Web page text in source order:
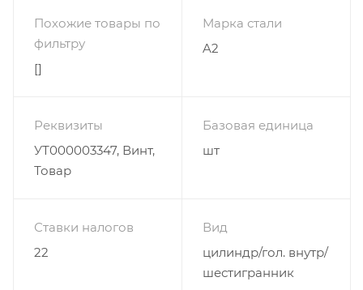
Похожие товары по
фильтру
[]
Марка стали
A2
Реквизиты
УТ000003347, Винт,
Товар
Базовая единица
шт
Ставки налогов
22
Вид
цилиндр/гол. внутр/
шестигранник